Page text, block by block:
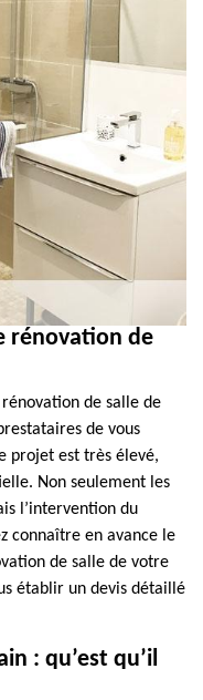
rénovation de
rénovation de salle de
de vous
projet est très élevé,
Non seulement les
l’intervention du
connaître en avance le
de salle de votre
établir un devis détaillé
: qu’est qu’il